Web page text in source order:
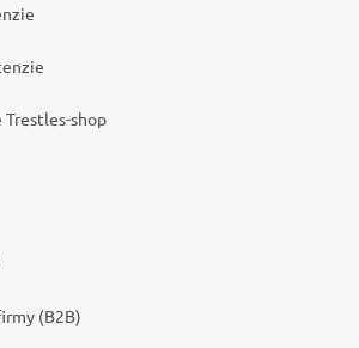
shop
(B2B)